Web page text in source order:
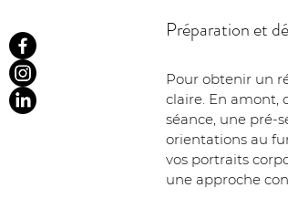
Préparation et
Pour obtenir un
claire. En amont,
séance, une pré-
orientations au
vos portraits
une approche